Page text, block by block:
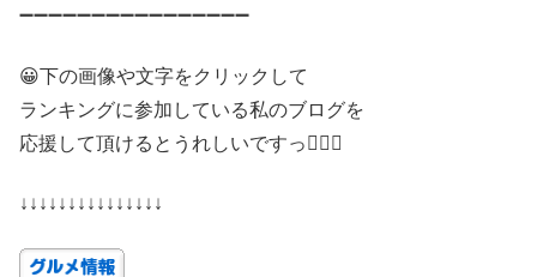
➖➖➖➖➖➖➖➖➖➖➖➖➖➖➖➖
😀下の画像や文字をクリックして
ランキングに参加している私のブログを
応援して頂けるとうれしいですっ🙇🏻‍♂️
↓↓↓↓↓↓↓↓↓↓↓↓↓↓↓